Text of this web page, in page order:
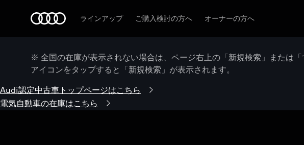
ラインアップ ご購入検討の方へ オーナーの方へ
※ 全国の在庫が表示されない場合は、ページ右上の「新規検索」または
アイコンをタップすると「新規検索」が表示されます。
Audi認定中古車トップページはこちら
電気自動車の在庫はこちら